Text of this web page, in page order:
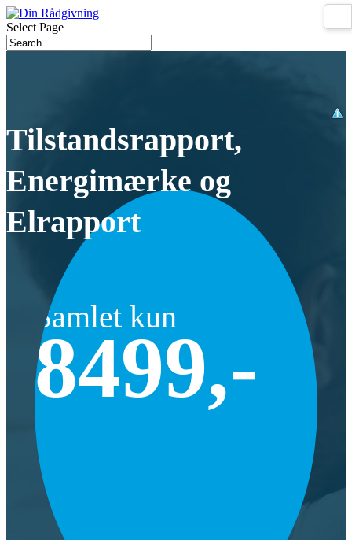
Select Page
Tilstandsrapport,
Energimærke og
Elrapport
Samlet kun
8499,-